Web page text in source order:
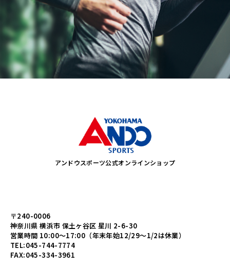
アンドウスポーツ公式オンラインショップ
〒240-0006
神奈川県 横浜市 保土ヶ谷区 星川 2-6-30
営業時間 10:00～17:00（年末年始12/29～1/2は休業）
TEL:045-744-7774
FAX:045-334-3961